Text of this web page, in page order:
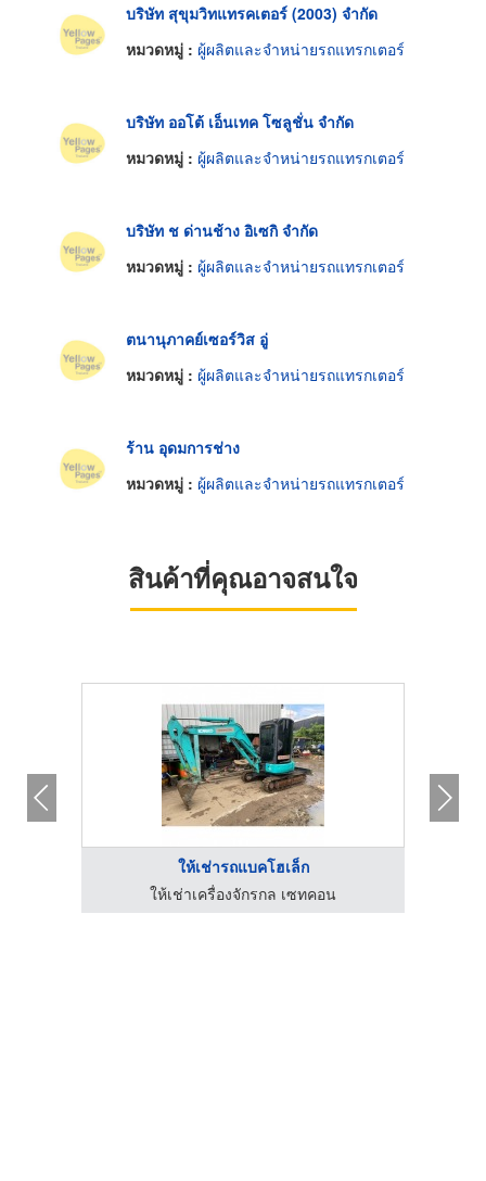
บริษัท สุขุมวิทแทรคเตอร์ (2003) จำกัด
หมวดหมู่ : ผู้ผลิตและจำหน่ายรถแทรกเตอร์
บริษัท ออโต้ เอ็นเทค โซลูชั่น จำกัด
หมวดหมู่ : ผู้ผลิตและจำหน่ายรถแทรกเตอร์
บริษัท ช ด่านช้าง อิเซกิ จำกัด
หมวดหมู่ : ผู้ผลิตและจำหน่ายรถแทรกเตอร์
ตนานุภาคย์เซอร์วิส อู่
หมวดหมู่ : ผู้ผลิตและจำหน่ายรถแทรกเตอร์
ร้าน อุดมการช่าง
หมวดหมู่ : ผู้ผลิตและจำหน่ายรถแทรกเตอร์
สินค้าที่คุณอาจสนใจ
ให้เช่ารถแบคโฮเล็ก
ให้เช่าเครื่องจักรกล เซทคอน